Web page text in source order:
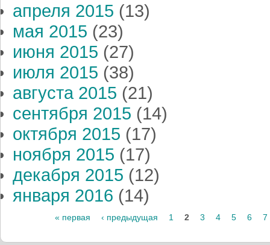
апреля 2015 (13)
мая 2015 (23)
июня 2015 (27)
июля 2015 (38)
августа 2015 (21)
сентября 2015 (14)
октября 2015 (17)
ноября 2015 (17)
декабря 2015 (12)
января 2016 (14)
« первая ‹ предыдущая 1 2 3 4 5 6 7